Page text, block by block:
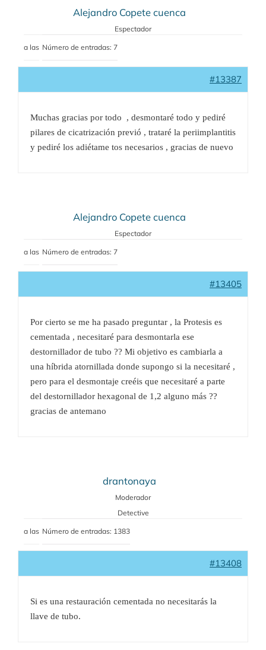
Alejandro Copete cuenca
Espectador
a las Número de entradas: 7
#13387
Muchas gracias por todo , desmontaré todo y pediré
pilares de cicatrización previó , trataré la periimplantitis
y pediré los adiétame tos necesarios , gracias de nuevo
Alejandro Copete cuenca
Espectador
a las Número de entradas: 7
#13405
Por cierto se me ha pasado preguntar , la Protesis es
cementada , necesitaré para desmontarla ese
destornillador de tubo ?? Mi objetivo es cambiarla a
una híbrida atornillada donde supongo si la necesitaré ,
pero para el desmontaje creéis que necesitaré a parte
del destornillador hexagonal de 1,2 alguno más ??
gracias de antemano
drantonaya
Moderador
Detective
a las Número de entradas: 1383
#13408
Si es una restauración cementada no necesitarás la
llave de tubo.